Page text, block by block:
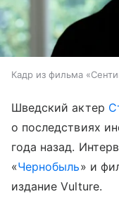
Кадр из фильма
Шведский актер
о последствиях
года назад.
«Чернобыль» и
издание Vulture.